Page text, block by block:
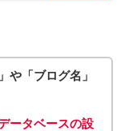
や「ブログ名」
ータベースの設